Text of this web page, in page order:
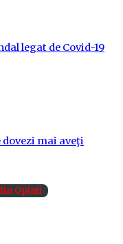
legat de Covid-19
dovezi mai aveţi
Opinii